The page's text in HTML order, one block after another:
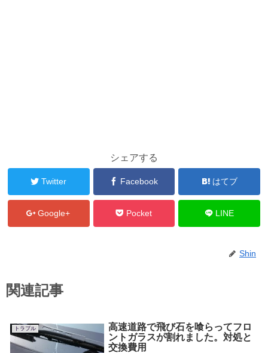
シェアする
Twitter Facebook はてブ
Google+ Pocket LINE
Shin
関連記事
トラブル
高速道路で飛び石を喰らってフロ
ントガラスが割れました。対処と
交換費用